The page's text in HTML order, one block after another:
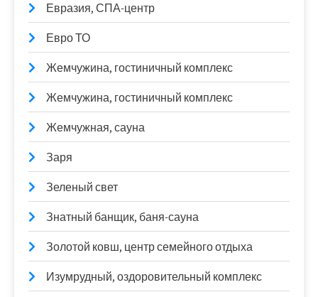
Евразия, СПА-центр
Евро ТО
Жемчужина, гостиничный комплекс
Жемчужина, гостиничный комплекс
Жемчужная, сауна
Заря
Зеленый свет
Знатный банщик, баня-сауна
Золотой ковш, центр семейного отдыха
Изумрудный, оздоровительный комплекс